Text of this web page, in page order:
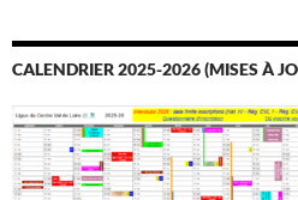
CALENDRIER 2025-2026 (MISES À